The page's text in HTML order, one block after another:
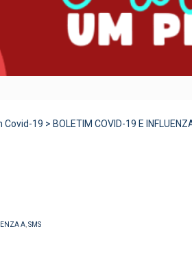
Covid-19 > BOLETIM COVID-19 E
A,SMS